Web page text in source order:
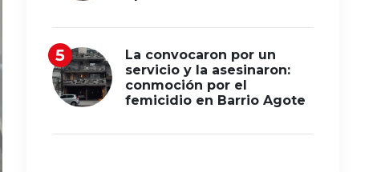
La convocaron por un
servicio y la asesinaron:
conmoción por el
femicidio en Barrio Agote